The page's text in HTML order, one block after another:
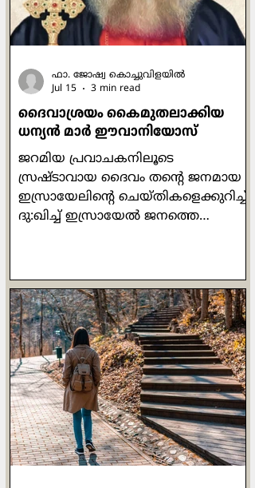
പറയുന്നുണ്ട് അവിടന്ന്. ചുരുക്കത്തിൽ
ഓരോന്നും അതതിനു
ദൈവാശ്രയം കൈമുതലാക്കിയ
ധന്യന്‍ മാര്‍ ഈവാനിയോസ്
ജറമിയ പ്രവാചകനിലൂടെ
സ്രഷ്ടാവായ ദൈവം തന്‍റെ ജനമായ
ഇസ്രായേലിന്‍റെ ചെയ്തികളെക്കുറിച്ച്
ദു:ഖിച്ച് ഇസ്രായേല്‍ ജനത്തെ
ഭവനവും എന്നോട്
ചേര്‍ന്നിരിക്കണമെന്ന് ഞാന്‍
ആഗ്രഹിച്ചു. ഇത് അവര്‍ എന്‍റെ
ജനവും കീര്‍ത്തിയും അഭിമാനവും
മഹത്വവുമായി
നിലകൊള്ളേണ്ടതിനായിരുന്നു.' (ജറമി
13:11). സാന്‍ ദാമിയാനോയിലെ ഒരു
ചെറിയ കപ്പേളയില്‍
പ്രാര്‍ത്ഥനാപൂര്‍വം നിലകൊണ്ട
അസ്സീസിയിലെ ഫ്രാന്‍സിസിനോട് ആ
ഫാ. ജോഷ്വ കൊച്ചുവിളയില്‍
Jul 15
3 min read